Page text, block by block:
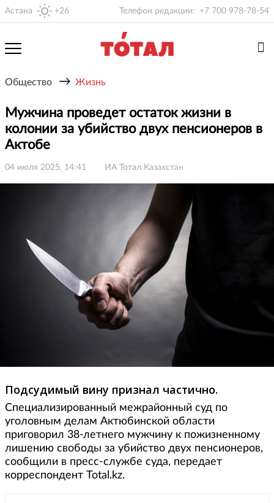
Астана +26 Телефон редакции: +7 700 978-78-54
Общество → Жизнь
Мужчина проведет остаток жизни в
колонии за убийство двух пенсионеров в
Актобе
04 июля 2025, 14:41 ИА Тотал Казахстан
Подсудимый вину признал частично.
Специализированный межрайонный суд по
уголовным делам Актюбинской области
приговорил 38-летнего мужчину к пожизненному
лишению свободы за убийство двух пенсионеров,
сообщили в пресс-службе суда, передает
корреспондент Total.kz.